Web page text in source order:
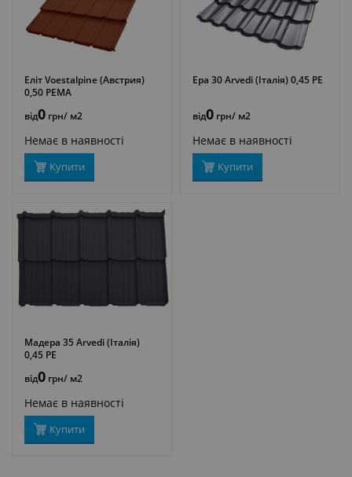
ДЕТАЛЬНІШЕ
Еліт Voestalpine (Австрия)
0,50 PEMA
від0 грн/ м2
Немає в наявності
Купити
ДЕТАЛЬНІШЕ
Ера 30 Arvedi (Італія) 0,45 PE
від0 грн/ м2
Немає в наявності
Купити
ДЕТАЛЬНІШЕ
Мадера 35 Arvedi (Італія)
0,45 PE
від0 грн/ м2
Немає в наявності
Купити